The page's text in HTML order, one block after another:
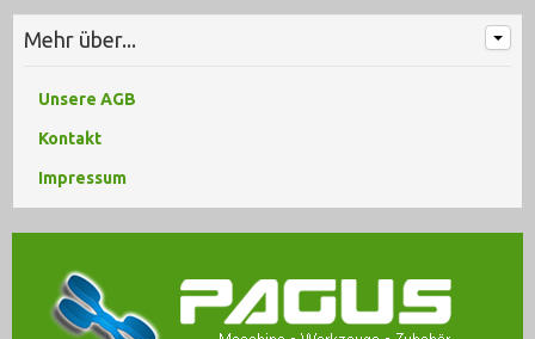
Mehr über...
Unsere AGB
Kontakt
Impressum